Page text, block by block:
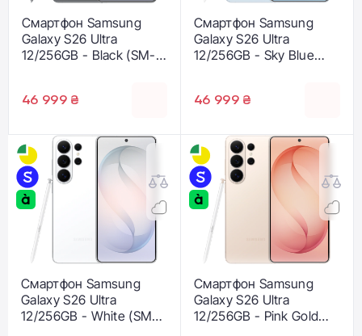
Смартфон Samsung
Galaxy S26 Ultra
12/256GB - Black (SM-
46 999 ₴
Смартфон Samsung
Galaxy S26 Ultra
12/256GB - Sky Blue
46 999 ₴
Смартфон Samsung
Galaxy S26 Ultra
12/256GB - White (SM-
Смартфон Samsung
Galaxy S26 Ultra
12/256GB - Pink Gold